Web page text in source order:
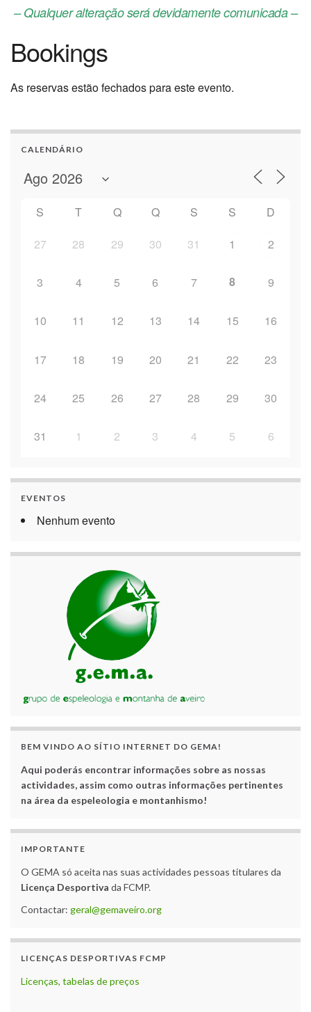
– Qualquer alteração será devidamente comunicada –
Bookings
As reservas estão fechados para este evento.
CALENDÁRIO
S T Q Q S S D
27 28 29 30 31 1 2
3 4 5 6 7 8 9
10 11 12 13 14 15 16
17 18 19 20 21 22 23
24 25 26 27 28 29 30
31 1 2 3 4 5 6
EVENTOS
Nenhum evento
BEM VINDO AO SÍTIO INTERNET DO GEMA!
Aqui poderás encontrar informações sobre as nossas
actividades, assim como outras informações pertinentes
na área da espeleologia e montanhismo!
IMPORTANTE
O GEMA só aceita nas suas actividades pessoas titulares da
Licença Desportiva da FCMP.
Contactar: geral@gemaveiro.org
LICENÇAS DESPORTIVAS FCMP
Licenças, tabelas de preços